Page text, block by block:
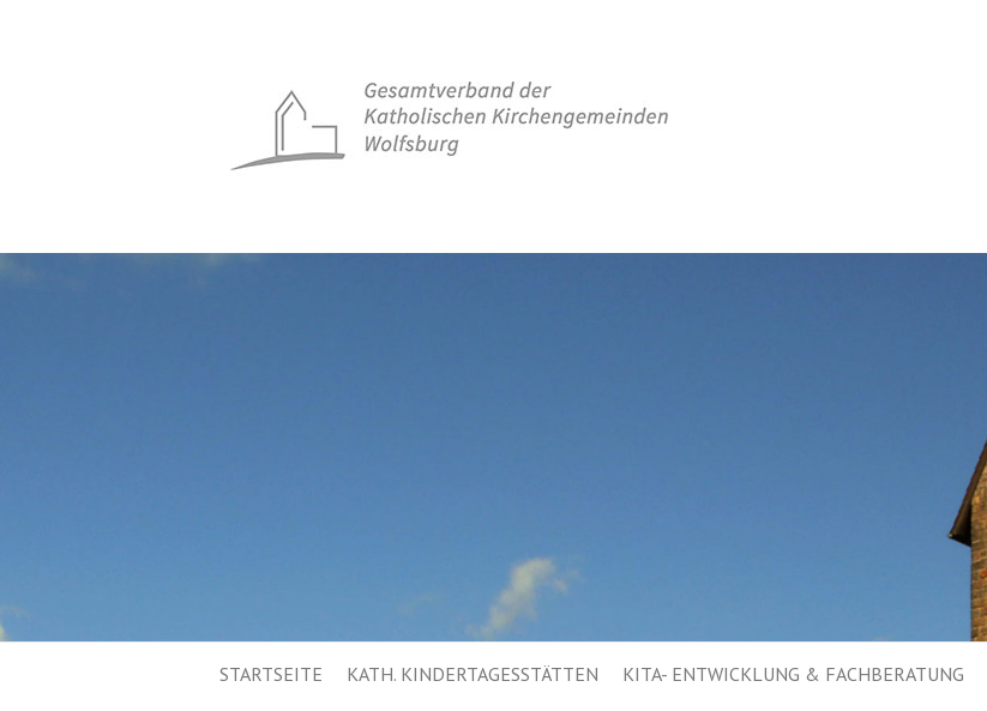
STARTSEITE KATH. KINDERTAGESSTÄTTEN KITA- ENTWICKLUNG & FACHBERATUNG